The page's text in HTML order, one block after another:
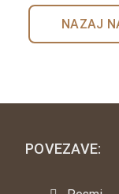
NAZAJ
POVEZAVE: